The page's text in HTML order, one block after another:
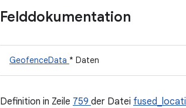
Felddokumentation
GeofenceData * Daten
Definition in Zeile 759 der Datei